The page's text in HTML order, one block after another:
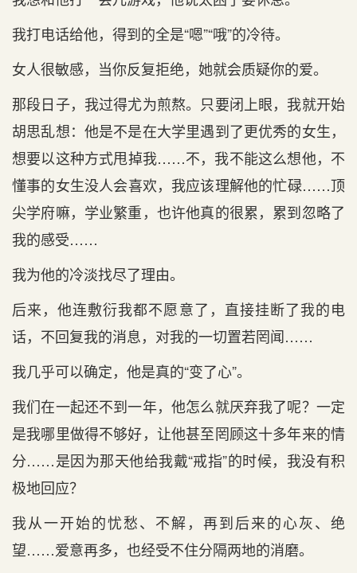
我打电话给他，得到的全是“嗯”“哦”的冷待。
女人很敏感，当你反复拒绝，她就会质疑你的爱。
那段日子，我过得尤为煎熬。只要闭上眼，我就开始
胡思乱想：他是不是在大学里遇到了更优秀的女生，
想要以这种方式甩掉我……不，我不能这么想他，不
懂事的女生没人会喜欢，我应该理解他的忙碌……顶
尖学府嘛，学业繁重，也许他真的很累，累到忽略了
我的感受……
我为他的冷淡找尽了理由。
后来，他连敷衍我都不愿意了，直接挂断了我的电
话，不回复我的消息，对我的一切置若罔闻……
我几乎可以确定，他是真的“变了心”。
我们在一起还不到一年，他怎么就厌弃我了呢？一定
是我哪里做得不够好，让他甚至罔顾这十多年来的情
分……是因为那天他给我戴“戒指”的时候，我没有积
极地回应？
我从一开始的忧愁、不解，再到后来的心灰、绝
望……爱意再多，也经受不住分隔两地的消磨。